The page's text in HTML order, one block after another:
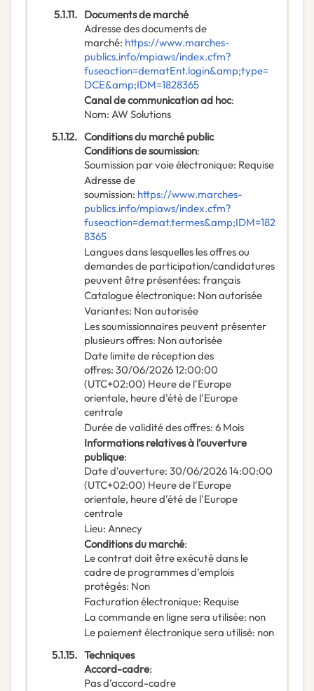
5.1.11. Documents de marché
Adresse des documents de
marché: https://www.marches-
publics.info/mpiaws/index.cfm?
fuseaction=dematEnt.login&amp;type=
DCE&amp;IDM=1828365
Canal de communication ad hoc:
Nom: AW Solutions
5.1.12. Conditions du marché public
Conditions de soumission:
Soumission par voie électronique: Requise
Adresse de
soumission: https://www.marches-
publics.info/mpiaws/index.cfm?
fuseaction=demat.termes&amp;IDM=182
8365
Langues dans lesquelles les offres ou
demandes de participation/candidatures
peuvent être présentées: français
Catalogue électronique: Non autorisée
Variantes: Non autorisée
Les soumissionnaires peuvent présenter
plusieurs offres: Non autorisée
Date limite de réception des
offres: 30/06/202612:00:00
(UTC+02:00) Heure de l'Europe
orientale, heure d'été de l'Europe
centrale
Durée de validité des offres: 6 Mois
Informations relatives à l’ouverture
publique:
Date d'ouverture: 30/06/202614:00:00
(UTC+02:00) Heure de l'Europe
orientale, heure d'été de l'Europe
centrale
Lieu: Annecy
Conditions du marché:
Le contrat doit être exécuté dans le
cadre de programmes d’emplois
protégés: Non
Facturation électronique: Requise
La commande en ligne sera utilisée: non
Le paiement électronique sera utilisé: non
5.1.15. Techniques
Accord-cadre:
Pas d’accord-cadre